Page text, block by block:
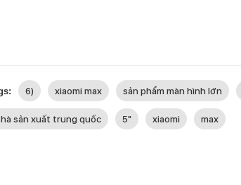
6) xiaomi max sản phẩm màn hình lớn
sản xuất trung quốc 5" xiaomi max